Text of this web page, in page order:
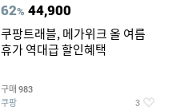
62% 44,900
쿠팡트래블, 메가위크 올 여름
휴가 역대급 할인혜택
구매 983
쿠팡 3